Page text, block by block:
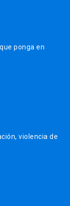
ponga en
violencia de